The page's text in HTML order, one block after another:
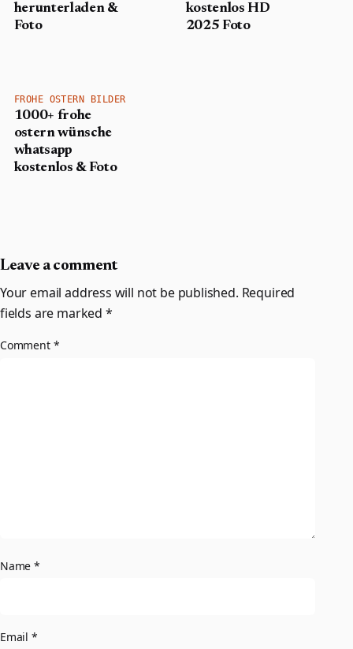
herunterladen &
Foto
kostenlos HD
2025 Foto
FROHE OSTERN BILDER
1000+ frohe
ostern wünsche
whatsapp
kostenlos & Foto
Leave a comment
Your email address will not be published. Required
fields are marked *
Comment *
Name*
Email *